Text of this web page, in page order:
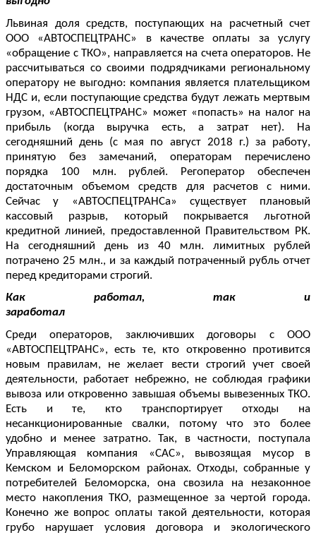
Львиная доля средств, поступающих на расчетный счет
ООО «АВТОСПЕЦТРАНС» в качестве оплаты за услугу
«обращение с ТКО», направляется на счета операторов. Не
рассчитываться со своими подрядчиками региональному
оператору не выгодно: компания является плательщиком
НДС и, если поступающие средства будут лежать мертвым
грузом, «АВТОСПЕЦТРАНС» может «попасть» на налог на
прибыль (когда выручка есть, а затрат нет). На
сегодняшний день (с мая по август 2018 г.) за работу,
принятую без замечаний, операторам перечислено
порядка 100 млн. рублей. Регоператор обеспечен
достаточным объемом средств для расчетов с ними.
Сейчас у «АВТОСПЕЦТРАНСа» существует плановый
кассовый разрыв, который покрывается льготной
кредитной линией, предоставленной Правительством РК.
На сегодняшний день из 40 млн. лимитных рублей
потрачено 25 млн., и за каждый потраченный рубль отчет
перед кредиторами строгий.
Как работал, так и
заработал
Среди операторов, заключивших договоры с ООО
«АВТОСПЕЦТРАНС», есть те, кто откровенно противится
новым правилам, не желает вести строгий учет своей
деятельности, работает небрежно, не соблюдая графики
вывоза или откровенно завышая объемы вывезенных ТКО.
Есть и те, кто транспортирует отходы на
несанкционированные свалки, потому что это более
удобно и менее затратно. Так, в частности, поступала
Управляющая компания «САС», вывозящая мусор в
Кемском и Беломорском районах. Отходы, собранные у
потребителей Беломорска, она свозила на незаконное
место накопления ТКО, размещенное за чертой города.
Конечно же вопрос оплаты такой деятельности, которая
грубо нарушает условия договора и экологического